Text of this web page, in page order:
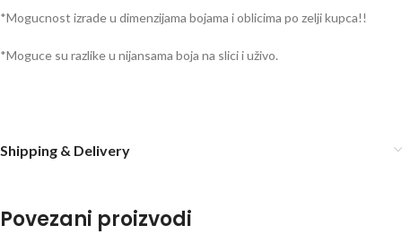
*Mogucnost izrade u dimenzijama bojama i oblicima po zelji kupca!!
*Moguce su razlike u nijansama boja na slici i uživo.
Shipping & Delivery
Povezani proizvodi